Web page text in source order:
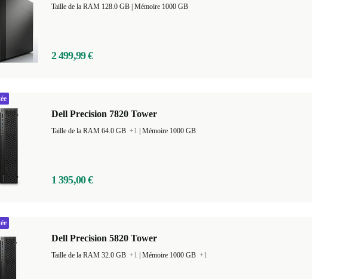
Mémoire 1000 GB
2 499,99 €
Dell Precision 7820 Tower
Taille de la RAM 64.0 GB +1 Mémoire 1000 GB
1 395,00 €
Dell Precision 5820 Tower
Taille de la RAM 32.0 GB +1 Mémoire 1000 GB +1